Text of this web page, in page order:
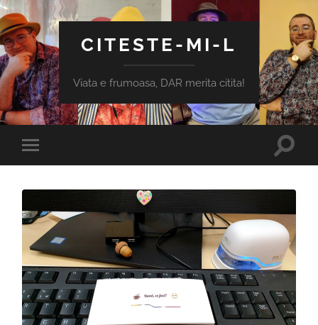
CITESTE-MI-L
Viata e frumoasa, DAR merita citita!
Toggle
mobile
Toggle